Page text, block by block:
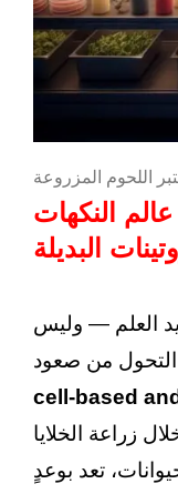
اللحوم المزروعة
النكهات
البديلة
العلم — وليس
من صعود
cell-based
زراعة الخلايا
تعد بوعدٍ